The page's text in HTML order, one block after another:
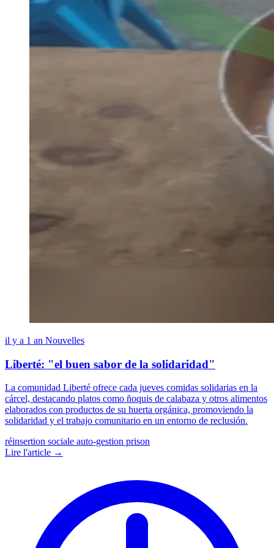
il y a 1 an Nouvelles
Liberté: "el buen sabor de la solidaridad"
La comunidad Liberté ofrece cada jueves comidas solidarias en la
cárcel, destacando platos como ñoquis de calabaza y otros alimentos
elaborados con productos de su huerta orgánica, promoviendo la
solidaridad y el trabajo comunitario en un entorno de reclusión.
réinsertion sociale auto-gestion prison
Lire l'article →